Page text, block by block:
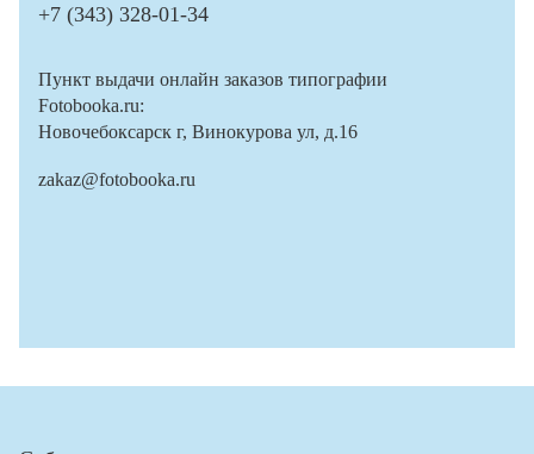
+7 (343) 328-01-34
Пункт выдачи онлайн заказов типографии
Fotobooka.ru:
Новочебоксарск г, Винокурова ул, д.16
zakaz@fotobooka.ru